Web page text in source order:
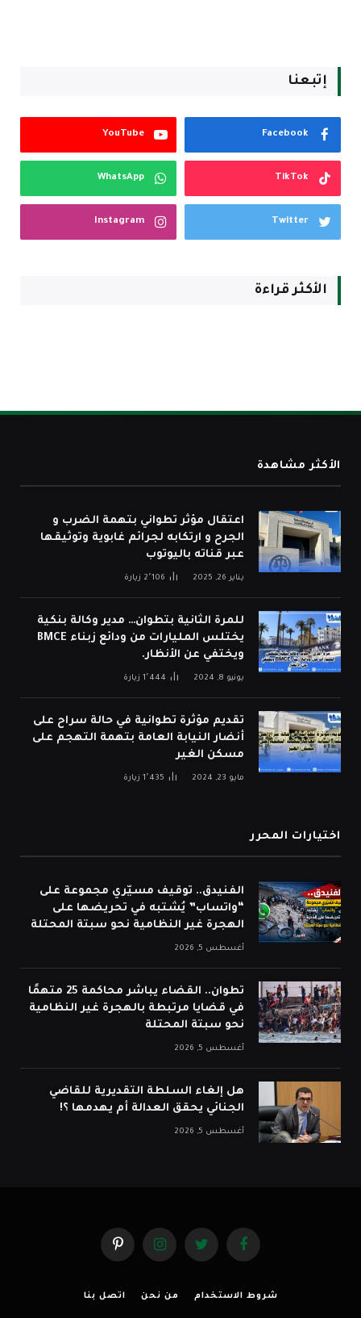
إتبعنا
Facebook
YouTube
TikTok
WhatsApp
Twitter
Instagram
الأكثر قراءة
الأكثر مشاهدة
اعتقال مؤثر تطواني بتهمة الضرب و
الجرح و ارتكابه لجرائم غابوية وتوثيقها
عبر قناته باليوتوب
يناير 26, 2025 2٬106 زيارة
للمرة الثانية بتطوان… مدير وكالة بنكية
يختلس المليارات من ودائع زبناء BMCE
ويختفي عن الأنظار.
يونيو 8, 2024 1٬444 زيارة
تقديم مؤثرة تطوانية في حالة سراح على
أنضار النيابة العامة بتهمة التهجم على
مسكن الغير
مايو 23, 2024 1٬435 زيارة
اختيارات المحرر
الفنيدق.. توقيف مسيّري مجموعة على
“واتساب” يُشتبه في تحريضها على
الهجرة غير النظامية نحو سبتة المحتلة
أغسطس 5, 2026
تطوان.. القضاء يباشر محاكمة 25 متهمًا
في قضايا مرتبطة بالهجرة غير النظامية
نحو سبتة المحتلة
أغسطس 5, 2026
هل إلغاء السلطة التقديرية للقاضي
الجنائي يحقق العدالة أم يهدمها ؟!
أغسطس 5, 2026
فيسبوك تويتر الانستغرامبينتيريست
شروط الاستخدام من نحن اتصل بنا